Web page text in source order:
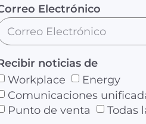
Electrónico
noticias de
Workplace
Energy
Comunicaciones
Punto de venta
Todas